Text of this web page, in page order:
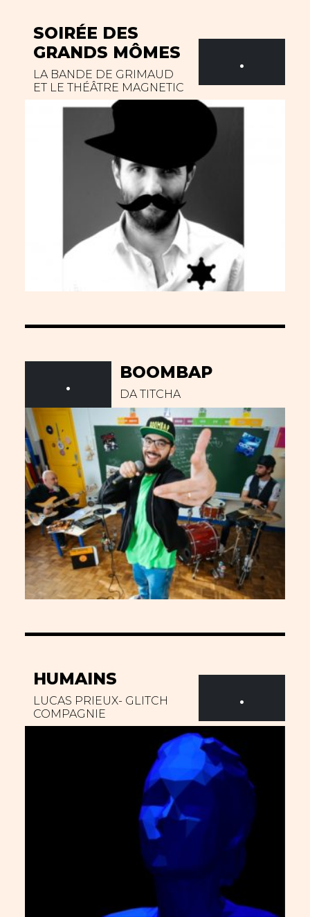
SOIRÉE DES
GRANDS MÔMES
LA BANDE DE GRIMAUD
ET LE THÉÂTRE MAGNETIC
.
BOOMBAP
DA TITCHA
.
HUMAINS
LUCAS PRIEUX- GLITCH
COMPAGNIE
.